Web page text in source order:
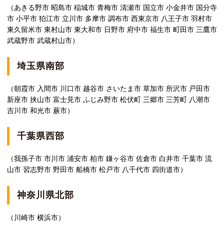
（あきる野市 昭島市 稲城市 青梅市 清瀬市 国立市 小金井市 国分寺
市 小平市 狛江市 立川市 多摩市 調布市 西東京市 八王子市 羽村市
東久留米市 東村山市 東大和市 日野市 府中市 福生市 町田市 三鷹市
武蔵野市 武蔵村山市）
埼玉県南部
（朝霞市 入間市 川口市 越谷市 さいたま市 草加市 所沢市 戸田市
新座市 挟山市 富士見市 ふじみ野市 松伏町 三郷市 三芳町 八潮市
吉川市 和光市 蕨市）
千葉県西部
（我孫子市 市川市 浦安市 柏市 鎌ヶ谷市 佐倉市 白井市 千葉市 流
山市 習志野市 野田市 船橋市 松戸市 八千代市 四街道市）
神奈川県北部
（川崎市 横浜市）